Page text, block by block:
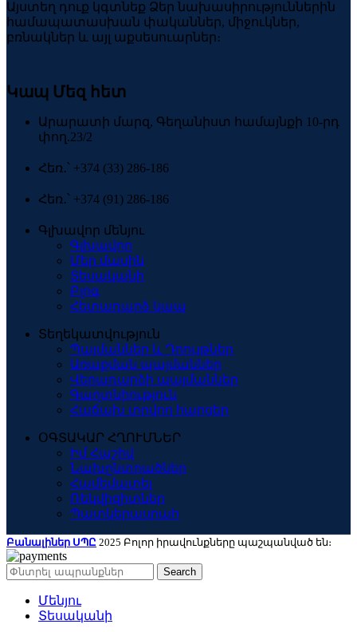
Այստեղ դուք կգտնեք Ձեր նախասիրություններին
համապատասխան փականներ, միջուկներ,
բռնակներ և այլ աքսեսուարներ։
Կապ Մեզ հետ
Արարատի մարզ, Գեղանիստ համայնքի 10-րդ
փող.23/2
Հեռ․՝ +374 (33) 286-186
Հեռ․՝ +374 (91) 286-186
Գլխավոր մենյու
Գլխավոր
Մեր մասին
Տեսականի
Բլոգ
Հետադարձ կապ
Տեղեկատվություն
Պայմաններ և Դրույթներ
Առաքման պայմաններ
Վերադարձի պայմաններ
Գաղտնիություն
Հաճախ տրվող հարցեր
ՕԳՏԱԿԱՐ ՀՂՈՒՄՆԵՐ
Իմ Հաշիվ
Նախընտրածներ
Համեմատել
Ռեկվիզիտներ
Պատկերասրահ
Բանալիներ ՍՊԸ 2025 Բոլոր իրավունքները պաշպանված են։
Search
Մենյու
Տեսականի